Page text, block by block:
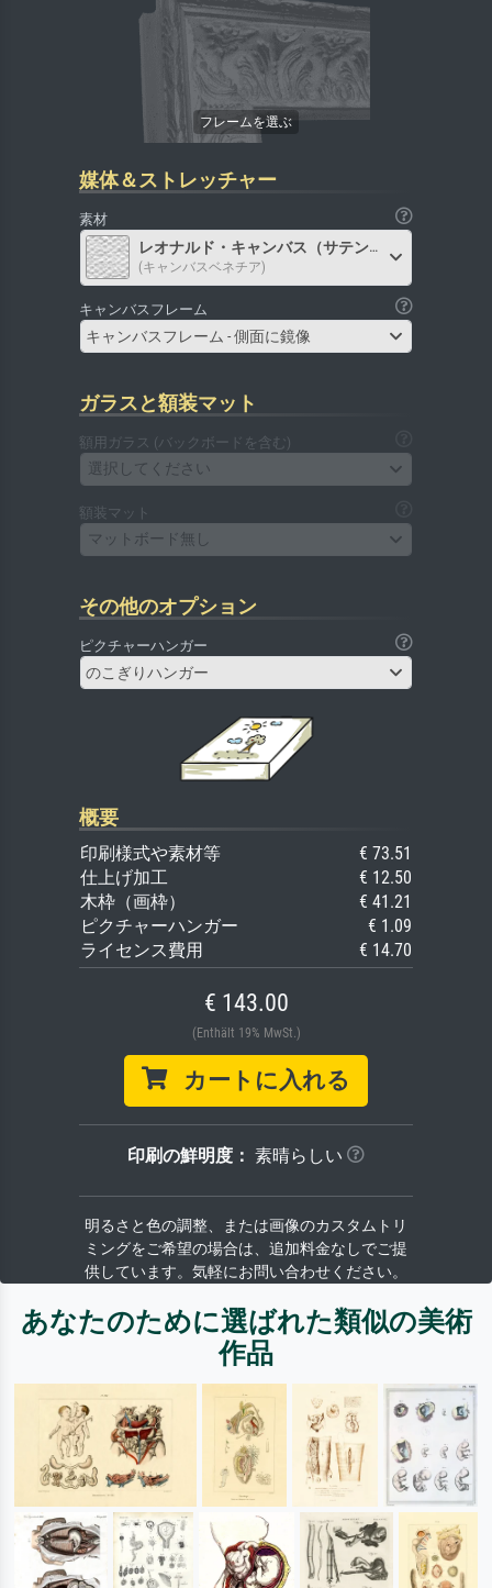
媒体＆ストレッチャー
素材
レオナルド・キャンバス（サテン）
(キャンバスベネチア)
キャンバスフレーム
キャンバスフレーム - 側面に鏡像
ガラスと額装マット
額用ガラス (バックボードを含む)
選択してください
額装マット
マットボード無し
その他のオプション
ピクチャーハンガー
のこぎりハンガー
概要
印刷様式や素材等
€ 73.51
仕上げ加工
€ 12.50
木枠（画枠）
€ 41.21
ピクチャーハンガー
€ 1.09
ライセンス費用
€ 14.70
€ 143.00
(Enthält 19% MwSt.)
カートに入れる
印刷の鮮明度： 素晴らしい
明るさと色の調整、または画像のカスタムトリ
ミングをご希望の場合は、追加料金なしでご提
供しています。気軽にお問い合わせください。
あなたのために選ばれた類似の美術
作品